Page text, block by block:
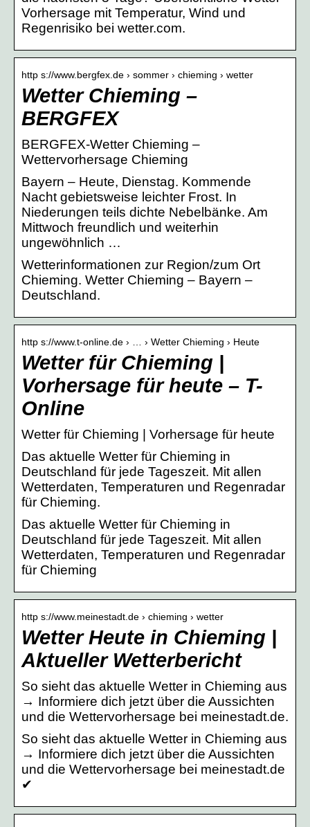
Vorhersage mit Temperatur, Wind und
Regenrisiko bei wetter.com.
http s://www.bergfex.de › sommer › chieming › wetter
Wetter Chieming –
BERGFEX
BERGFEX-Wetter Chieming –
Wettervorhersage Chieming
Bayern – Heute, Dienstag. Kommende
Nacht gebietsweise leichter Frost. In
Niederungen teils dichte Nebelbänke. Am
Mittwoch freundlich und weiterhin
ungewöhnlich …
Wetterinformationen zur Region/zum Ort
Chieming. Wetter Chieming – Bayern –
Deutschland.
http s://www.t-online.de › … › Wetter Chieming › Heute
Wetter für Chieming |
Vorhersage für heute – T-
Online
Wetter für Chieming | Vorhersage für heute
Das aktuelle Wetter für Chieming in
Deutschland für jede Tageszeit. Mit allen
Wetterdaten, Temperaturen und Regenradar
für Chieming.
Das aktuelle Wetter für Chieming in
Deutschland für jede Tageszeit. Mit allen
Wetterdaten, Temperaturen und Regenradar
für Chieming
http s://www.meinestadt.de › chieming › wetter
Wetter Heute in Chieming |
Aktueller Wetterbericht
So sieht das aktuelle Wetter in Chieming aus
→ Informiere dich jetzt über die Aussichten
und die Wettervorhersage bei meinestadt.de.
So sieht das aktuelle Wetter in Chieming aus
→ Informiere dich jetzt über die Aussichten
und die Wettervorhersage bei meinestadt.de
✔